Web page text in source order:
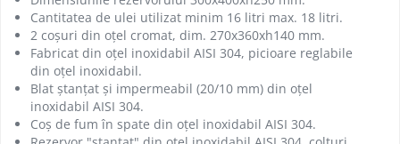
Cantitatea de ulei utilizat minim 16 litri max. 18 litri.
2 coșuri din oțel cromat, dim. 270x360xh140 mm.
Fabricat din oțel inoxidabil AISI 304, picioare reglabile
din oțel inoxidabil.
Blat ștanțat și impermeabil (20/10 mm) din oțel
inoxidabil AISI 304.
Coș de fum în spate din oțel inoxidabil AISI 304.